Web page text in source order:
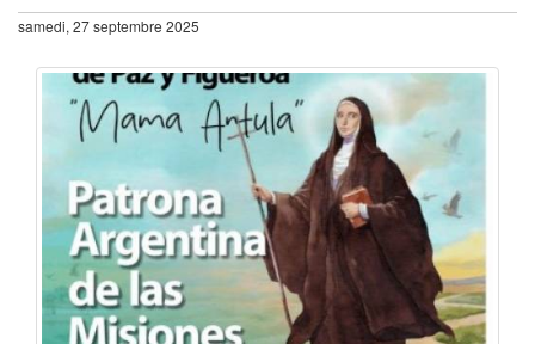
samedi, 27 septembre 2025